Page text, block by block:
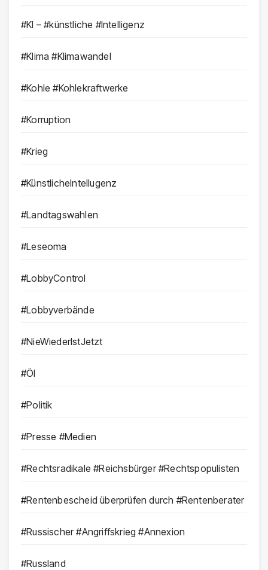
#KI – #künstliche #Intelligenz
#Klima #Klimawandel
#Kohle #Kohlekraftwerke
#Korruption
#Krieg
#KünstlicheIntellugenz
#Landtagswahlen
#Leseoma
#LobbyControl
#Lobbyverbände
#NieWiederIstJetzt
#Öl
#Politik
#Presse #Medien
#Rechtsradikale #Reichsbürger #Rechtspopulisten
#Rentenbescheid überprüfen durch #Rentenberater
#Russischer #Angriffskrieg #Annexion
#Russland